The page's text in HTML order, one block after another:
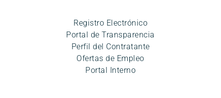
Registro Electrónico
Portal de Transparencia
Perfil del Contratante
Ofertas de Empleo
Portal Interno